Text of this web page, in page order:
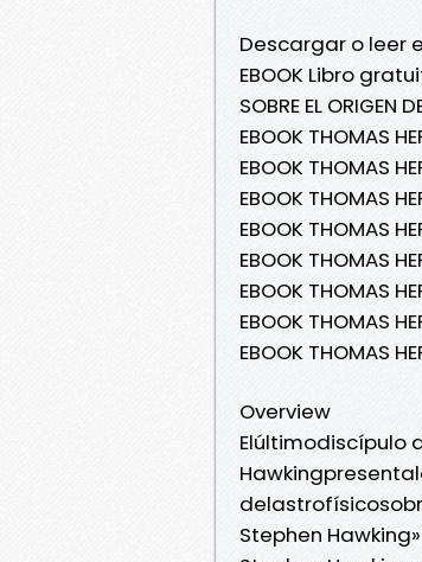
Descargar o leer en
EBOOK Libro
SOBRE EL ORIGEN
EBOOK THOMAS
EBOOK THOMAS
EBOOK THOMAS
EBOOK THOMAS
EBOOK THOMAS
EBOOK THOMAS
EBOOK THOMAS
EBOOK THOMAS
Overview
Elúltimodiscípulo
Stephen